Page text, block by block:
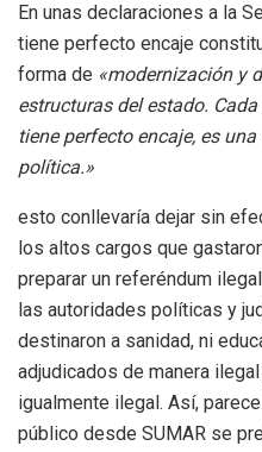
En unas declaraciones a la
tiene perfecto encaje
forma de «modernización y
estructuras del estado.
tiene perfecto encaje, es
política.»
esto conllevaría dejar sin
los altos cargos que
preparar un referéndum
las autoridades políticas y
destinaron a sanidad, ni
adjudicados de manera
igualmente ilegal. Así,
público desde SUMAR se